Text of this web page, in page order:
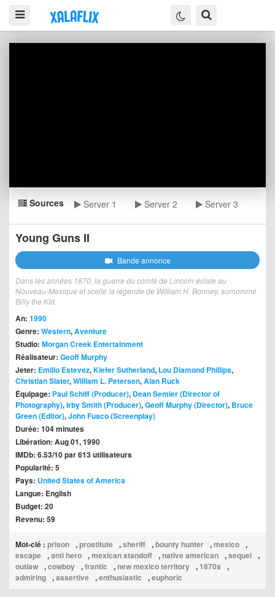
Sources Server 1 Server 2 Server 3
Young Guns II
Bande annonce
Dans les années 1870, la guerre du comté de Lincoln éclate au
Nouveau-Mexique et scelle la légende de William H. Bonney, surnommé
Billy the Kid.
An: 1990
Genre: Western,Aventure
Studio: Morgan Creek Entertainment
Réalisateur: Geoff Murphy
Jeter: Emilio Estevez,Kiefer Sutherland, Lou Diamond Phillips,
Christian Slater,William L. Petersen,Alan Ruck
Équipage: Paul Schiff (Producer), Dean Semler (Director of
Photography),Irby Smith (Producer),Geoff Murphy (Director), Bruce
Green (Editor),John Fusco (Screenplay)
Durée: 104 minutes
Libération: Aug 01, 1990
IMDb: 6.53/10 par 613 utilisateurs
Popularité: 5
Pays: United States of America
Langue: English
Budget: 20
Revenu: 59
Mot-clé : prison ,prostitute ,sheriff ,bounty hunter ,mexico ,
escape ,anti hero ,mexican standoff ,native american ,sequel ,
outlaw ,cowboy ,frantic ,new mexico territory , 1870s
,
admiring ,assertive ,enthusiastic ,euphoric